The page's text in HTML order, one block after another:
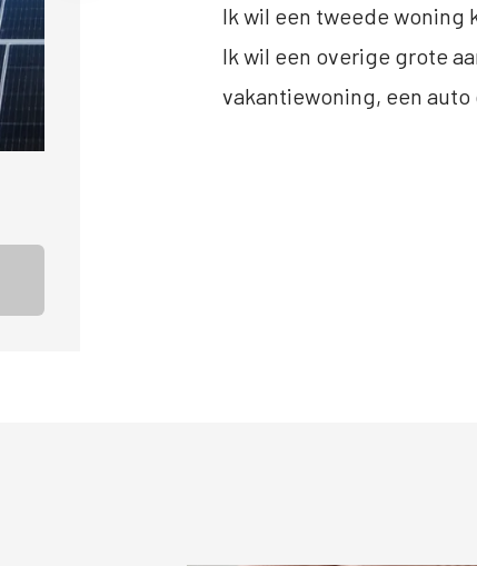
Ik wil een tweede woning
Ik wil een overige grote
vakantiewoning, een